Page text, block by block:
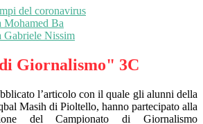
del coronavirus
Mohamed Ba
Gabriele Nissim
Giornalismo" 3C
l’articolo con il quale gli alunni della
Masih di Pioltello, hanno partecipato alla
del Campionato di Giornalismo